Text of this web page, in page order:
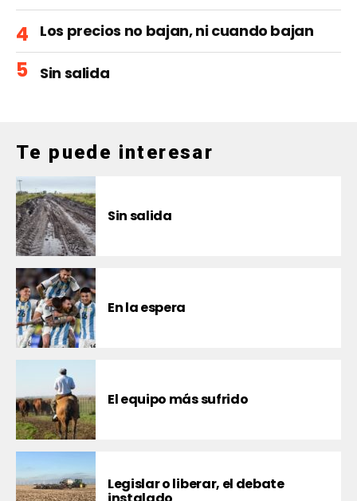
Los precios no bajan, ni cuando bajan
Sin salida
Te puede interesar
Sin salida
En la espera
El equipo más sufrido
Legislar o liberar, el debate